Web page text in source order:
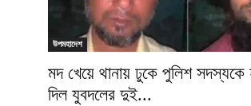
উপমহাদেশ
মদ খেয়ে থানায় ঢুকে পুলিশ সদস্যকে
দিল যুবদলের দুই...